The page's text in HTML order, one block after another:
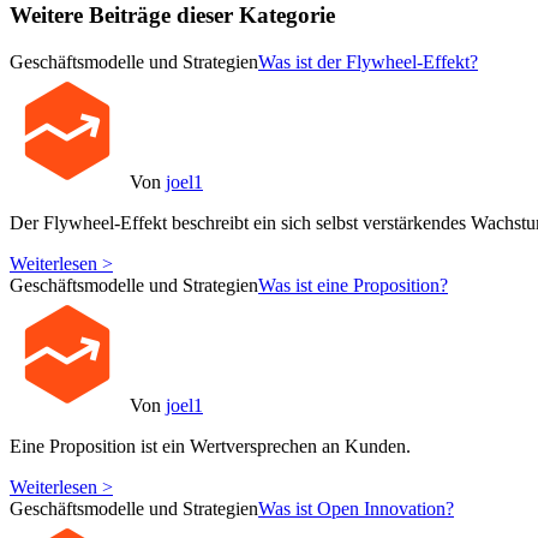
Weitere Beiträge dieser Kategorie
Geschäftsmodelle und StrategienWas ist der Flywheel-Effekt?
Von joel1
Der Flywheel-Effekt beschreibt ein sich selbst verstärkendes
Weiterlesen >
Geschäftsmodelle und StrategienWas ist eine Proposition?
Von joel1
Eine Proposition ist ein Wertversprechen an Kunden.
Weiterlesen >
Geschäftsmodelle und StrategienWas ist Open Innovation?